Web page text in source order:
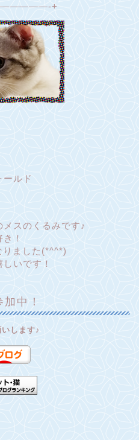
+
ルド
スのくるみです♪
！
りました(*^^*)
いです！
中！
します♪